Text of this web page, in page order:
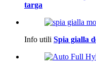
targa
Info utili Spia gialla